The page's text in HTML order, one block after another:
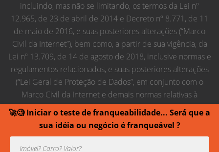
🚀🧐 Iniciar o teste de franqueabilidade... Será que a
sua idéia ou negócio é franqueável ?
incluindo, mas não se limitando, os termos da Lei nº
12.965, de 23 de abril de 2014 e Decreto nº 8.771, de 11
de maio de 2016, e suas posteriores alterações (“Marco
Civil da Internet”), bem como, a partir de sua vigência, da
Lei nº 13.709, de 14 de agosto de 2018, inclusive normas e
regulamentos relacionados, e suas posteriores alterações
(“Lei Geral de Proteção de Dados”, em conjunto com o
Marco Civil da Internet e demais normas relativas à
proteção de dados pessoais, “Regras de Proteção de
Dados”), obrigando-se, em conjunto com seus
empregados, colaboradores, membros estatutários,
prepostos e terceiros contratados relacionados ao